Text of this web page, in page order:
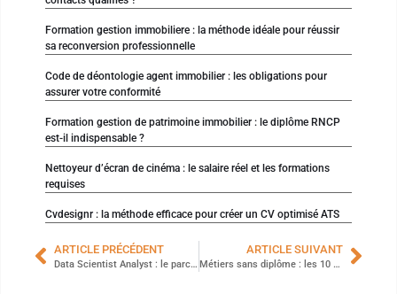
Formation gestion immobiliere : la méthode idéale pour réussir
sa reconversion professionnelle
Code de déontologie agent immobilier : les obligations pour
assurer votre conformité
Formation gestion de patrimoine immobilier : le diplôme RNCP
est-il indispensable ?
Nettoyeur d’écran de cinéma : le salaire réel et les formations
requises
Cvdesignr : la méthode efficace pour créer un CV optimisé ATS
ARTICLE PRÉCÉDENT
Data Scientist Analyst : le parcours analyste ou scientifique, comment choisir ?
ARTICLE SUIVANT
Métiers sans diplôme : les 10 options pour un bon salaire